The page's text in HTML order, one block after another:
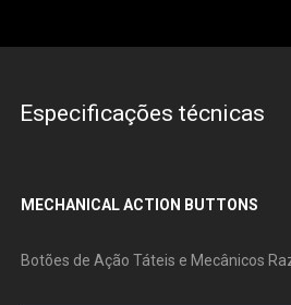
Especificações técnicas
MECHANICAL ACTION BUTTONS
Botões de Ação Táteis e Mecânicos